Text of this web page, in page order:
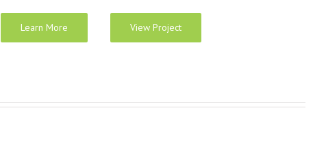
Learn More View Project